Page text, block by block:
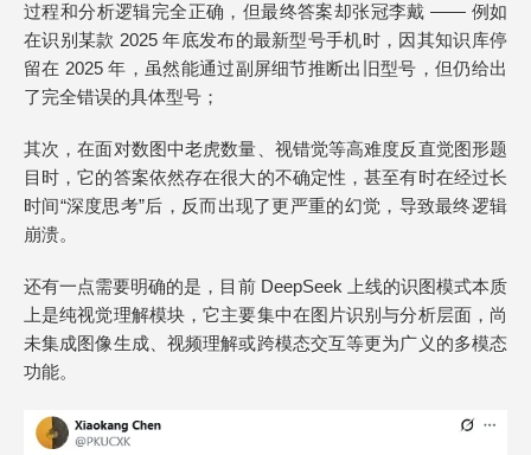
过程和分析逻辑完全正确，但最终答案却张冠李戴 —— 例如
在识别某款 2025 年底发布的最新型号手机时，因其知识库停
留在 2025 年，虽然能通过副屏细节推断出旧型号，但仍给出
了完全错误的具体型号；
其次，在面对数图中老虎数量、视错觉等高难度反直觉图形题
目时，它的答案依然存在很大的不确定性，甚至有时在经过长
时间“深度思考”后，反而出现了更严重的幻觉，导致最终逻辑
崩溃。
还有一点需要明确的是，目前 DeepSeek 上线的识图模式本质
上是纯视觉理解模块，它主要集中在图片识别与分析层面，尚
未集成图像生成、视频理解或跨模态交互等更为广义的多模态
功能。